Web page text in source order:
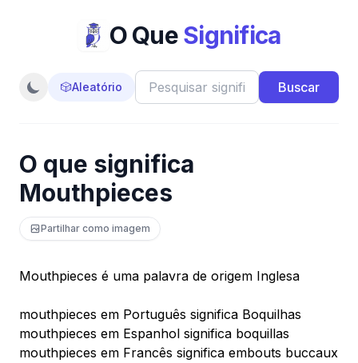
O QueSignifica
🎲Aleatório Buscar
O que significa
Mouthpieces
Partilhar como imagem
Mouthpieces é uma palavra de origem Inglesa
mouthpieces em Português significa Boquilhas
mouthpieces em Espanhol significa boquillas
mouthpieces em Francês significa embouts buccaux